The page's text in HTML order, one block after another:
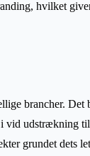
hvilket
brancher.
vid udstrækning
grundet dets